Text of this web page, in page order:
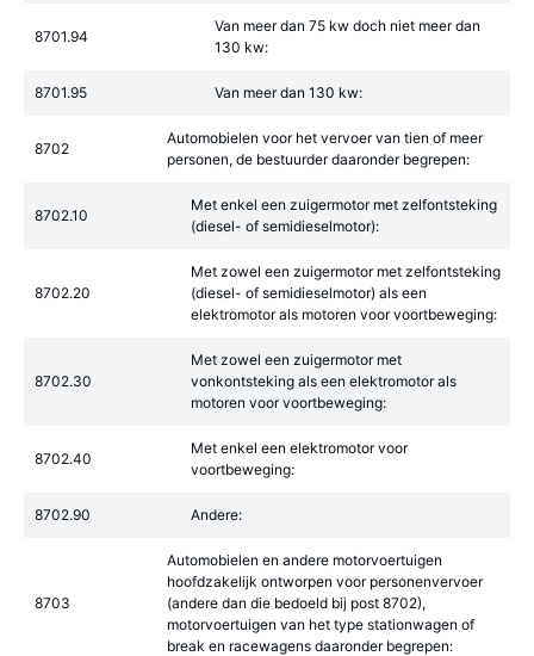
8701.94
Van meer dan 75 kw doch niet meer dan
130 kw:
8701.95 Van meer dan 130 kw:
8702
Automobielen voor het vervoer van tien of meer
personen, de bestuurder daaronder begrepen:
8702.10
Met enkel een zuigermotor met zelfontsteking
(diesel- of semidieselmotor):
8702.20
Met zowel een zuigermotor met zelfontsteking
(diesel- of semidieselmotor) als een
elektromotor als motoren voor voortbeweging:
8702.30
Met zowel een zuigermotor met
vonkontsteking als een elektromotor als
motoren voor voortbeweging:
8702.40
Met enkel een elektromotor voor
voortbeweging:
8702.90 Andere:
8703
Automobielen en andere motorvoertuigen
hoofdzakelijk ontworpen voor personenvervoer
(andere dan die bedoeld bij post 8702),
motorvoertuigen van het type stationwagen of
break en racewagens daaronder begrepen: